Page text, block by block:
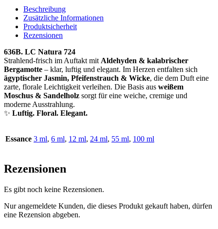
Beschreibung
Zusätzliche Informationen
Produktsicherheit
Rezensionen
636B. LC Natura 724
Strahlend-frisch im Auftakt mit Aldehyden & kalabrischer
Bergamotte – klar, luftig und elegant. Im Herzen entfalten sich
ägyptischer Jasmin, Pfeifenstrauch & Wicke, die dem Duft eine
zarte, florale Leichtigkeit verleihen. Die Basis aus weißem
Moschus & Sandelholz sorgt für eine weiche, cremige und
moderne Ausstrahlung.
✨ Luftig. Floral. Elegant.
Essance 3 ml, 6 ml, 12 ml, 24 ml, 55 ml, 100 ml
Rezensionen
Es gibt noch keine Rezensionen.
Nur angemeldete Kunden, die dieses Produkt gekauft haben, dürfen
eine Rezension abgeben.